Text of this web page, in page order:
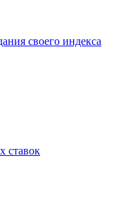
своего индекса
ставок